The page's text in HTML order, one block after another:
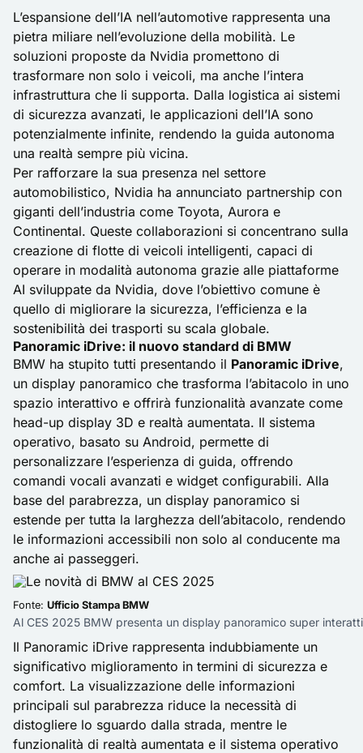
L’espansione dell’IA nell’automotive rappresenta una
pietra miliare nell’evoluzione della mobilità. Le
soluzioni proposte da Nvidia promettono di
trasformare non solo i veicoli, ma anche l’intera
infrastruttura che li supporta. Dalla logistica ai sistemi
di sicurezza avanzati, le applicazioni dell’IA sono
potenzialmente infinite, rendendo la guida autonoma
una realtà sempre più vicina.
Per rafforzare la sua presenza nel settore
automobilistico, Nvidia ha annunciato partnership con
giganti dell’industria come Toyota, Aurora e
Continental. Queste collaborazioni si concentrano sulla
creazione di flotte di veicoli intelligenti, capaci di
operare in modalità autonoma grazie alle piattaforme
AI sviluppate da Nvidia, dove l’obiettivo comune è
quello di migliorare la sicurezza, l’efficienza e la
sostenibilità dei trasporti su scala globale.
Panoramic iDrive: il nuovo standard di BMW
BMW ha stupito tutti presentando il Panoramic iDrive,
un display panoramico che trasforma l’abitacolo in uno
spazio interattivo e offrirà funzionalità avanzate come
head-up display 3D e realtà aumentata. Il sistema
operativo, basato su Android, permette di
personalizzare l’esperienza di guida, offrendo
comandi vocali avanzati e widget configurabili. Alla
base del parabrezza, un display panoramico si
estende per tutta la larghezza dell’abitacolo, rendendo
le informazioni accessibili non solo al conducente ma
anche ai passeggeri.
Fonte: Ufficio Stampa BMW
Al CES 2025 BMW presenta un display panoramico super
Il Panoramic iDrive rappresenta indubbiamente un
significativo miglioramento in termini di sicurezza e
comfort. La visualizzazione delle informazioni
principali sul parabrezza riduce la necessità di
distogliere lo sguardo dalla strada, mentre le
funzionalità di realtà aumentata e il sistema operativo